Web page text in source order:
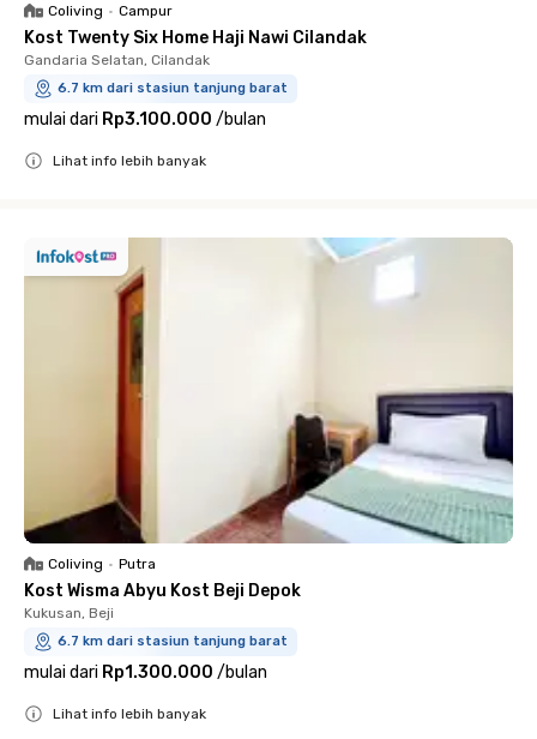
Coliving • Campur
Kost Twenty Six Home Haji Nawi Cilandak
Gandaria Selatan, Cilandak
6.7 km dari stasiun tanjung barat
mulai dari Rp3.100.000 /bulan
Lihat info lebih banyak
Coliving • Putra
Kost Wisma Abyu Kost Beji Depok
Kukusan, Beji
6.7 km dari stasiun tanjung barat
mulai dari Rp1.300.000 /bulan
Lihat info lebih banyak